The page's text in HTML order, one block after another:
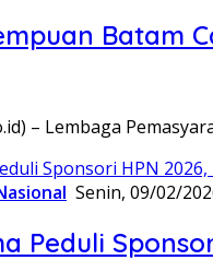
Batam
– Lembaga
Senin, 09/02/
Peduli